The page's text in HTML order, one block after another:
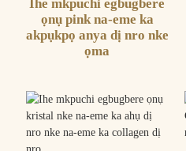
Ihe mkpuchi egbugbere
ọnụ pink na-eme ka
akpụkpọ anya dị nro nke
ọma